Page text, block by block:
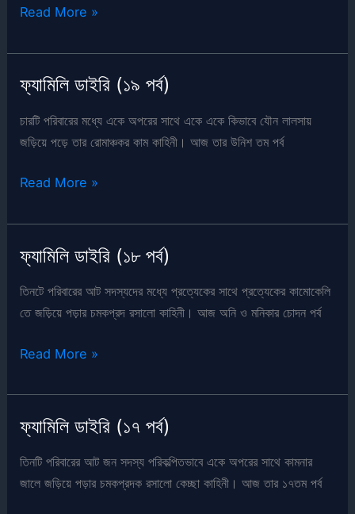
ফ্যামিলি
(২০
Read More »
ফ্যামিলি ডাইরি (১৯ পর্ব)
চারটি পরিবারের মধ্যে একে অপরের সাথে একে একে কিভাবে যৌন লালসায়
জড়িয়ে পড়ে তার রোমাঞ্চকর কাম কাহিনী। আজ তার উনিশ তম পর্ব
ফ্যামিলি
(১৯
Read More »
ফ্যামিলি ডাইরি (১৮ পর্ব)
তিনটে পরিবারের আট সদস্যদের মধ্যে প্রত্যেকের সাথে প্রত্যেকের কামোকেলি
তে জড়িয়ে পড়ার চমকপ্রদ রসালো কাহিনী। আজ অনি ও মনিকার চোদন পর্ব
ফ্যামিলি
(১৮
Read More »
ফ্যামিলি ডাইরি (১৭ পর্ব)
তিনটি পরিবারের আট জন সদস্য পরিকল্পিতভাবে একে অপরের সাথে কামনার
জালে জড়িয়ে পড়ার চমকপ্রদক রসালো কেচ্ছা কাহিনী। আজ তার ১৭তম পর্ব